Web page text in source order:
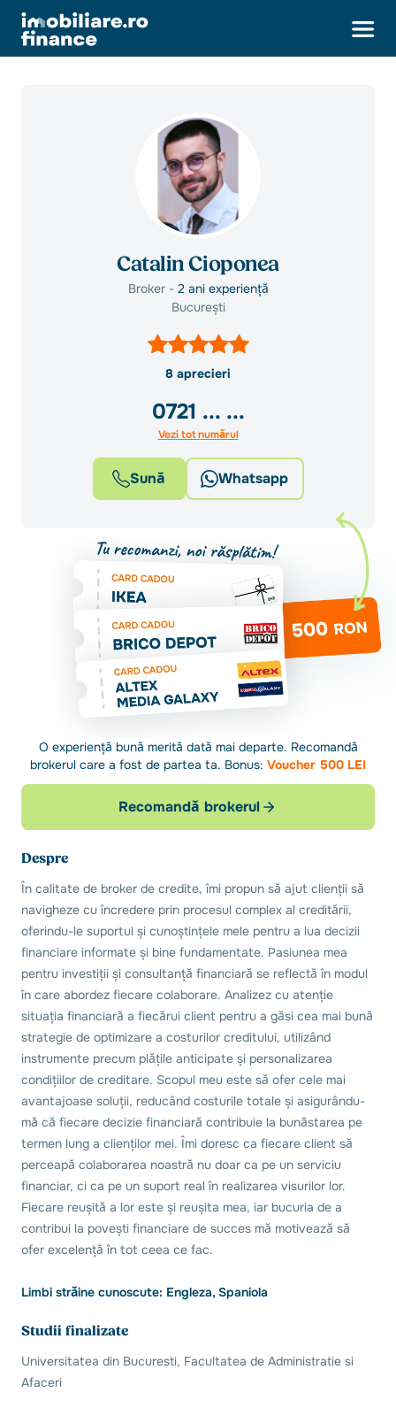
Catalin Cioponea
Broker - 2 ani experiență
București
8 aprecieri
0721 ... ...
Vezi tot numărul
Sună Whatsapp
O experiență bună merită dată mai departe. Recomandă
brokerul care a fost de partea ta. Bonus: Voucher 500 LEI
Recomandă brokerul
Despre
În calitate de broker de credite, îmi propun să ajut clienții să
navigheze cu încredere prin procesul complex al creditării,
oferindu-le suportul și cunoștințele mele pentru a lua decizii
financiare informate și bine fundamentate. Pasiunea mea
pentru investiții și consultanță financiară se reflectă în modul
în care abordez fiecare colaborare. Analizez cu atenție
situația financiară a fiecărui client pentru a găsi cea mai bună
strategie de optimizare a costurilor creditului, utilizând
instrumente precum plățile anticipate și personalizarea
condițiilor de creditare. Scopul meu este să ofer cele mai
avantajoase soluții, reducând costurile totale și asigurându-
mă că fiecare decizie financiară contribuie la bunăstarea pe
termen lung a clienților mei. Îmi doresc ca fiecare client să
perceapă colaborarea noastră nu doar ca pe un serviciu
financiar, ci ca pe un suport real în realizarea visurilor lor.
Fiecare reușită a lor este și reușita mea, iar bucuria de a
contribui la povești financiare de succes mă motivează să
ofer excelență în tot ceea ce fac.
Limbi străine cunoscute: Engleza, Spaniola
Studii finalizate
Universitatea din Bucuresti, Facultatea de Administratie si
Afaceri